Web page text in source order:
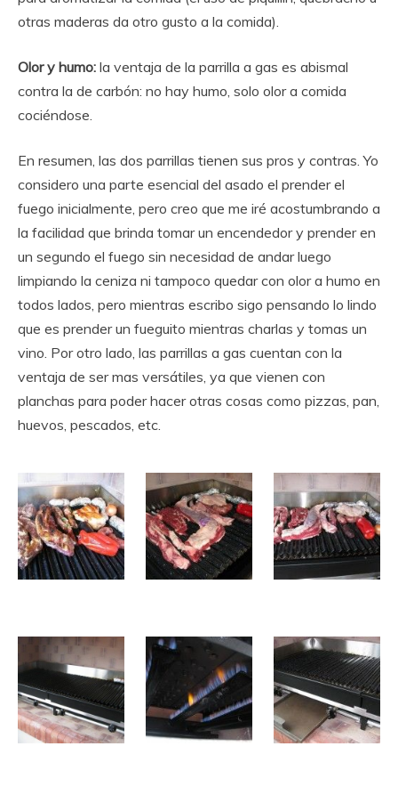
otras maderas da otro gusto a la comida).
Olor y humo: la ventaja de la parrilla a gas es abismal
contra la de carbón: no hay humo, solo olor a comida
cociéndose.
En resumen, las dos parrillas tienen sus pros y contras. Yo
considero una parte esencial del asado el prender el
fuego inicialmente, pero creo que me iré acostumbrando a
la facilidad que brinda tomar un encendedor y prender en
un segundo el fuego sin necesidad de andar luego
limpiando la ceniza ni tampoco quedar con olor a humo en
todos lados, pero mientras escribo sigo pensando lo lindo
que es prender un fueguito mientras charlas y tomas un
vino. Por otro lado, las parrillas a gas cuentan con la
ventaja de ser mas versátiles, ya que vienen con
planchas para poder hacer otras cosas como pizzas, pan,
huevos, pescados, etc.